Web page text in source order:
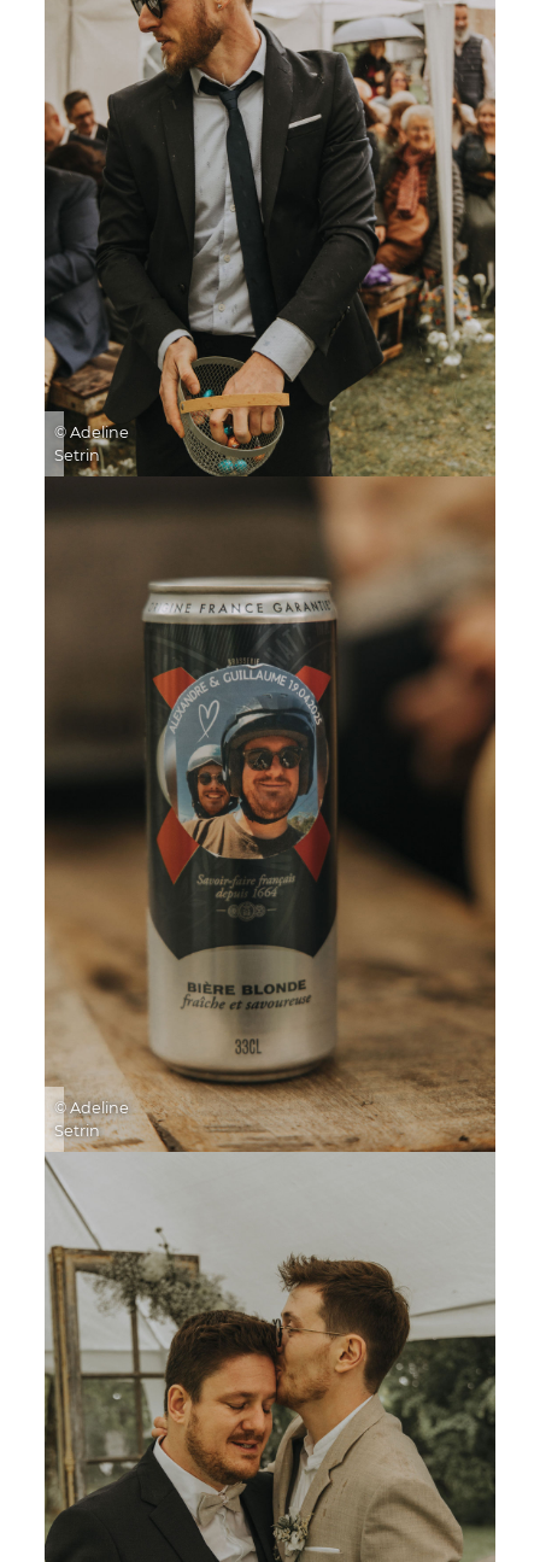
© Adeline
Setrin
© Adeline
Setrin